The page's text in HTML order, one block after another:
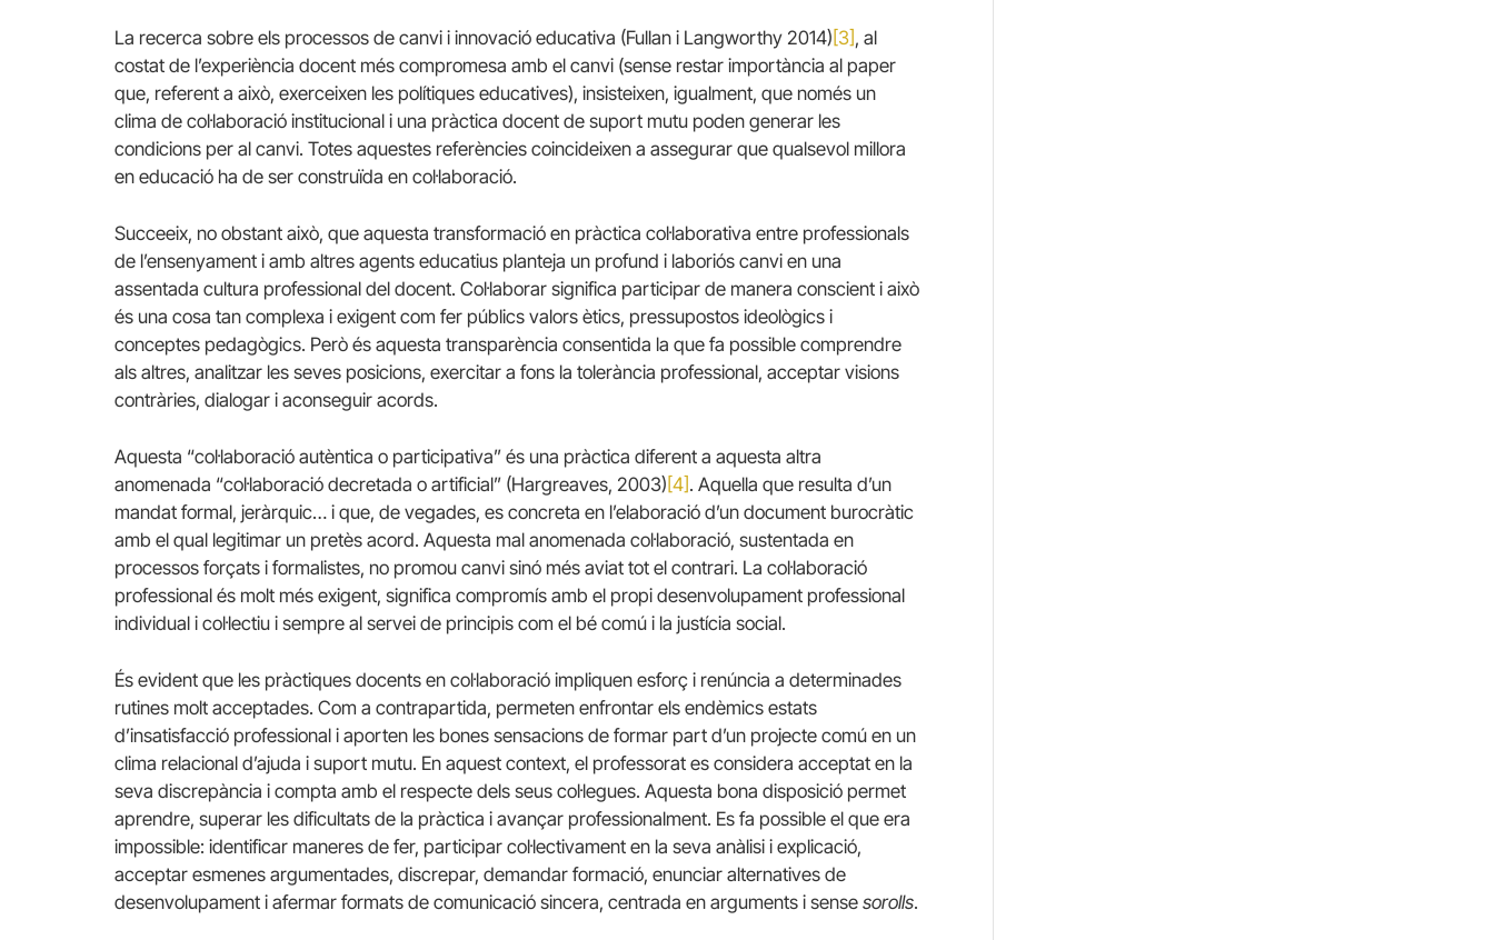
La recerca sobre els processos de canvi i innovació educativa (Fullan i Langworthy 2014)[3], al
costat de l’experiència docent més compromesa amb el canvi (sense restar importància al paper
que, referent a això, exerceixen les polítiques educatives), insisteixen, igualment, que només un
clima de col·laboració institucional i una pràctica docent de suport mutu poden generar les
condicions per al canvi. Totes aquestes referències coincideixen a assegurar que qualsevol millora
en educació ha de ser construïda en col·laboració.
Succeeix, no obstant això, que aquesta transformació en pràctica col·laborativa entre professionals
de l’ensenyament i amb altres agents educatius planteja un profund i laboriós canvi en una
assentada cultura professional del docent. Col·laborar significa participar de manera conscient i això
és una cosa tan complexa i exigent com fer públics valors ètics, pressupostos ideològics i
conceptes pedagògics. Però és aquesta transparència consentida la que fa possible comprendre
als altres, analitzar les seves posicions, exercitar a fons la tolerància professional, acceptar visions
contràries, dialogar i aconseguir acords.
Aquesta “col·laboració autèntica o participativa” és una pràctica diferent a aquesta altra
anomenada “col·laboració decretada o artificial” (Hargreaves, 2003) [4] . Aquella que resulta d’un
mandat formal, jeràrquic… i que, de vegades, es concreta en l’elaboració d’un document burocràtic
amb el qual legitimar un pretès acord. Aquesta mal anomenada col·laboració, sustentada en
processos forçats i formalistes, no promou canvi sinó més aviat tot el contrari. La col·laboració
professional és molt més exigent, significa compromís amb el propi desenvolupament professional
individual i col·lectiu i sempre al servei de principis com el bé comú i la justícia social.
És evident que les pràctiques docents en col·laboració impliquen esforç i renúncia a determinades
rutines molt acceptades. Com a contrapartida, permeten enfrontar els endèmics estats
d’insatisfacció professional i aporten les bones sensacions de formar part d’un projecte comú en un
clima relacional d’ajuda i suport mutu. En aquest context, el professorat es considera acceptat en la
seva discrepància i compta amb el respecte dels seus col·legues. Aquesta bona disposició permet
aprendre, superar les dificultats de la pràctica i avançar professionalment. Es fa possible el que era
impossible: identificar maneres de fer, participar col·lectivament en la seva anàlisi i explicació,
acceptar esmenes argumentades, discrepar, demandar formació, enunciar alternatives de
desenvolupament i afermar formats de comunicació sincera, centrada en arguments i sense sorolls.